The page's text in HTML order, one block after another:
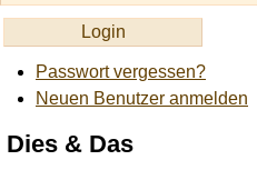
Passwort vergessen?
Neuen Benutzer anmelden
Dies & Das